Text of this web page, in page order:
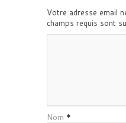
Votre adresse email
champs requis sont
Nom *